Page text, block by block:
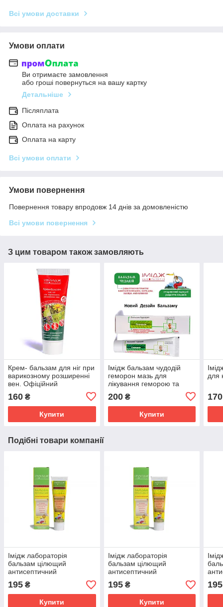
Всі умови доставки
Умови оплати
Ви отримаєте замовлення
або гроші повернуться на вашу картку
Детальніше
Післяплата
Оплата на рахунок
Оплата на карту
Всі умови оплати
Умови повернення
Повернення товару впродовж 14 днів за домовленістю
Всі умови повернення
З цим товаром також замовляють
Крем- бальзам для ніг при
варикозному розширенні
вен. Офіційний
лабораторія"
160 ₴
Купити
Імідж бальзам чудодій
геморон мазь для
лікування геморою та
заднього проходу та
промежиною
200₴
Купити
для
170
Подібні товари компанії
Імідж лабораторія
бальзам цілющий
антисептичний
195 ₴
Купити
Імідж лабораторія
бальзам цілющий
антисептичний
195₴
Купити
195